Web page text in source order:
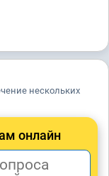
нескольких
онлайн